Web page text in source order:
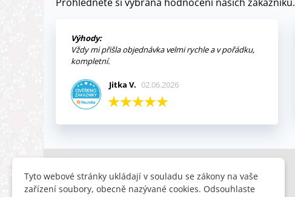
Výhody:
Vždy mi přišla objednávka velmi rychle a v pořádku,
kompletní.
Jitka V. 02.06.2026
INFORMACE HLEDÁTE
Tyto webové stránky ukládají v souladu se zákony na vaše
zařízení soubory, obecně nazývané cookies. Odsouhlaste